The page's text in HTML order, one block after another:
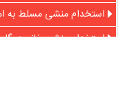
استخدام منشی مسلط به
استخدام منشی خانم در